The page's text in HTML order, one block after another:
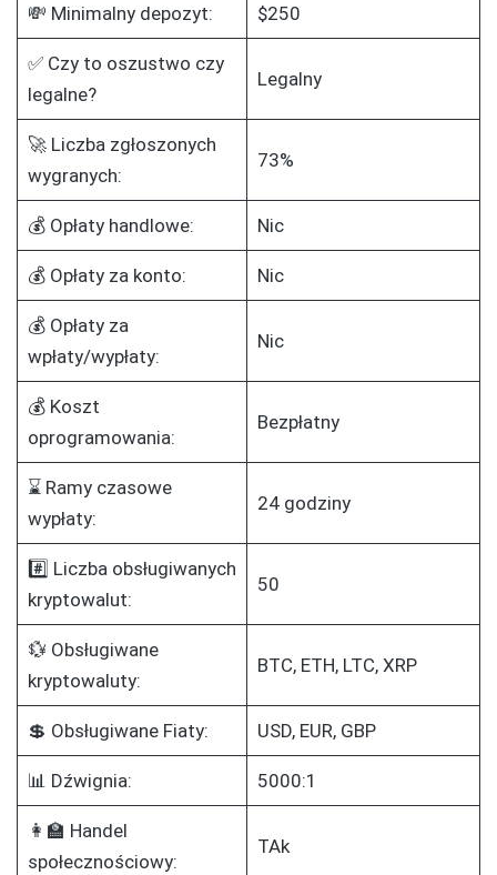
💸 Minimalny depozyt: $250
✅ Czy to oszustwo czy
legalne?
Legalny
🚀 Liczba zgłoszonych
wygranych:
73%
💰 Opłaty handlowe: Nic
💰 Opłaty za konto: Nic
💰 Opłaty za
wpłaty/wypłaty:
Nic
💰 Koszt
oprogramowania:
Bezpłatny
⌛ Ramy czasowe
wypłaty:
24 godziny
#️⃣ Liczba obsługiwanych
kryptowalut:
50
💱 Obsługiwane
kryptowaluty:
BTC, ETH, LTC, XRP
💲 Obsługiwane Fiaty: USD, EUR, GBP
📊 Dźwignia: 5000:1
👩‍🏫 Handel
społecznościowy:
TAk